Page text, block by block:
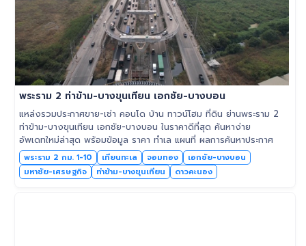
พระราม 2 ท่าข้าม-บางขุนเทียน เอกชัย-บางบอน
แหล่งรวมประกาศขาย-เช่า คอนโด บ้าน ทาวน์โฮม ที่ดิน ย่านพระราม 2
ท่าข้าม-บางขุนเทียน เอกชัย-บางบอน ในราคาดีที่สุด ค้นหาง่าย
อัพเดทใหม่ล่าสุด พร้อมข้อมูล ราคา ทำเล แผนที่ ผลการค้นหาประกาศ
พระราม 2 กม. 1-10 เทียนทะเล จอมทอง
เอกชัย-บางบอน
มหาชัย-เศรษฐกิจ
ท่าข้าม-บางขุนเทียน ดาวคะนอง